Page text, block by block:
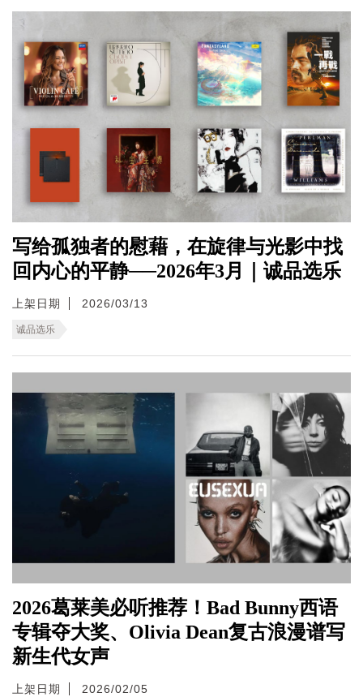
写给孤独者的慰藉，在旋律与光影中找
回内心的平静──2026年3月｜诚品选乐
上架日期 2026/03/13
诚品选乐
2026葛莱美必听推荐！Bad Bunny西语
专辑夺大奖、Olivia Dean复古浪漫谱写
新生代女声
上架日期 2026/02/05